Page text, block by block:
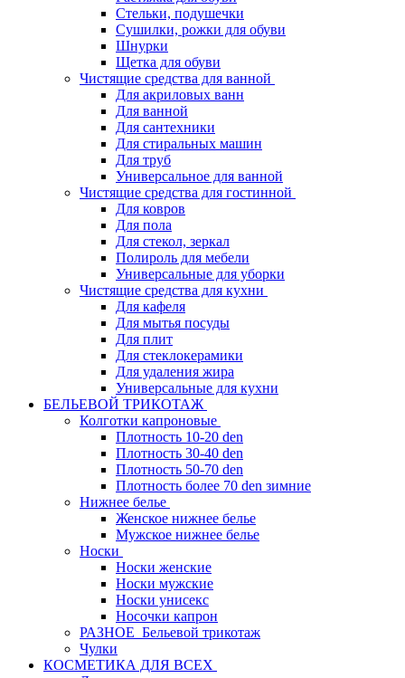
Стельки, подушечки
Сушилки, рожки для обуви
Шнурки
Щетка для обуви
Чистящие средства для ванной
Для акриловых ванн
Для ванной
Для сантехники
Для стиральных машин
Для труб
Универсальное для ванной
Чистящие средства для гостинной
Для ковров
Для пола
Для стекол, зеркал
Полироль для мебели
Универсальные для уборки
Чистящие средства для кухни
Для кафеля
Для мытья посуды
Для плит
Для стеклокерамики
Для удаления жира
Универсальные для кухни
БЕЛЬЕВОЙ ТРИКОТАЖ
Колготки капроновые
Плотность 10-20 den
Плотность 30-40 den
Плотность 50-70 den
Плотность более 70 den зимние
Нижнее белье
Женское нижнее белье
Мужское нижнее белье
Носки
Носки женские
Носки мужские
Носки унисекс
Носочки капрон
РАЗНОЕ_Бельевой трикотаж
Чулки
КОСМЕТИКА ДЛЯ ВСЕХ